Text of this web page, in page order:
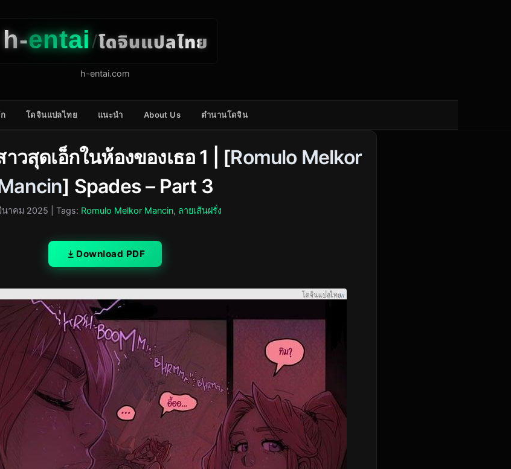
h-entai/โดจินแปลไทย
h-entai.com
โดจินแปลไทย แนะนำ About Us ตำนานโดจิน
สุดเอ็กในห้องของเธอ 1 | [Romulo Melkor
] Spades – Part 3
นาคม 2025 | Tags: Romulo Melkor Mancin, ลายเส้นฝรั่ง
Download PDF